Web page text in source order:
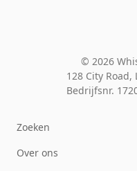
© 2026
128 City Road,
Bedrijfsnr.
Zoeken
Over ons